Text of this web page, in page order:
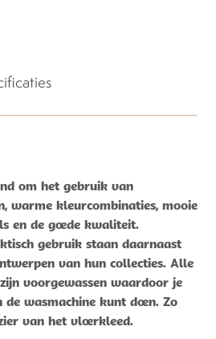
om het gebruik van
warme kleurcombinaties, mooie
en de goede kwaliteit.
gebruik staan daarnaast
van hun collecties. Alle
voorgewassen waardoor je
wasmachine kunt doen. Zo
van het vloerkleed.